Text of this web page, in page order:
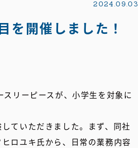
2024.09.03
を開催しました！
リーピースが、小学生を対象に
ていただきました。まず、同社
ロユキ氏から、日常の業務内容